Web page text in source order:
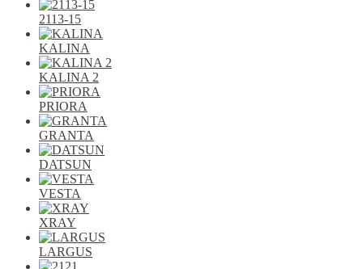
2113-15
KALINA
KALINA 2
PRIORA
GRANTA
DATSUN
VESTA
XRAY
LARGUS